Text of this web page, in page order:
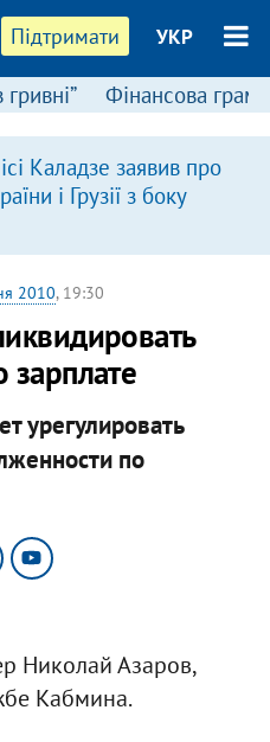
Підтримати УКР
гривні” Фінансова
Каладзе заявив про
і Грузії з боку
2010, 19:30
зарплате
урегулировать
по
Николай Азаров,
Кабмина.